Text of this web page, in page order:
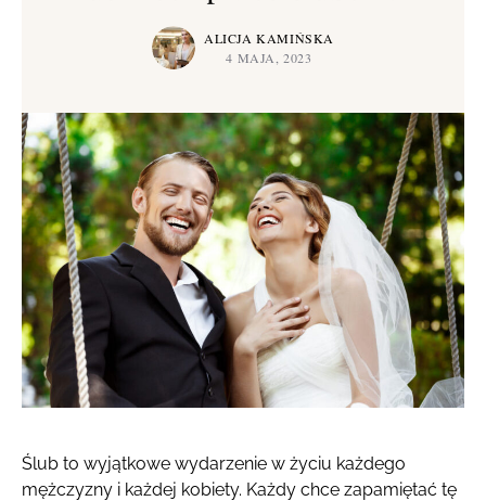
ALICJA KAMIŃSKA
4 MAJA, 2023
Ślub to wyjątkowe wydarzenie w życiu każdego
mężczyzny i każdej kobiety. Każdy chce zapamiętać tę